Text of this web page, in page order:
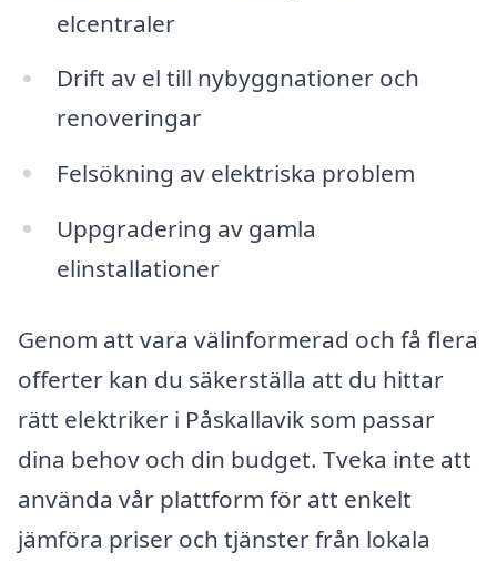
elcentraler
Drift av el till nybyggnationer och
renoveringar
Felsökning av elektriska problem
Uppgradering av gamla
elinstallationer
Genom att vara välinformerad och få flera
offerter kan du säkerställa att du hittar
rätt elektriker i Påskallavik som passar
dina behov och din budget. Tveka inte att
använda vår plattform för att enkelt
jämföra priser och tjänster från lokala